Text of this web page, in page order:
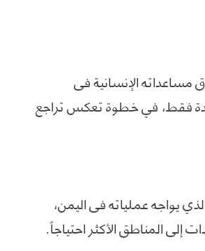
مساعداته الإنسانية في
فقط، في خطوة تعكس تراجع
يواجه عملياته في اليمن،
إلى المناطق الأكثر احتياجاً.